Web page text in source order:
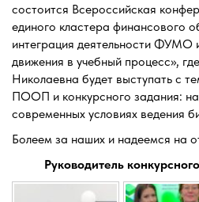
состоится Всероссийская
единого кластера финансового
интеграция деятельности ФУМО
движения в учебный процесс»,
Николаевна будет выступать с
ПООП и конкурсного задания:
современных условиях ведения
Болеем за наших и надеемся на
Руководитель